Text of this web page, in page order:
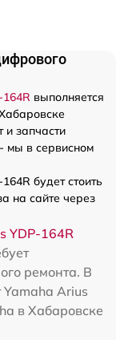
выполняется
запчасти
мы в сервисном
будет стоить
на сайте через
YDP-164R
ремонта. В
Yamaha Arius
в Хабаровске